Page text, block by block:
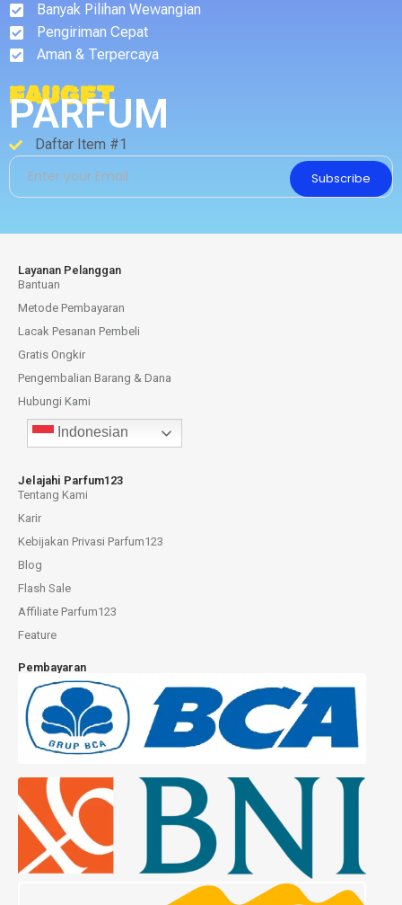
Banyak Pilihan Wewangian
Pengiriman Cepat
Aman & Terpercaya
FAUGET
PARFUM
Daftar Item #1
Subscribe
Layanan Pelanggan
Bantuan
Metode Pembayaran
Lacak Pesanan Pembeli
Gratis Ongkir
Pengembalian Barang & Dana
Hubungi Kami
Indonesian
Jelajahi Parfum123
Tentang Kami
Karir
Kebijakan Privasi Parfum123
Blog
Flash Sale
Affiliate Parfum123
Feature
Pembayaran